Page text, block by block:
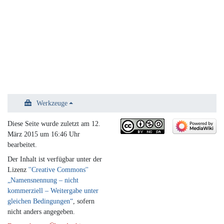
Werkzeuge
Diese Seite wurde zuletzt am 12.
März 2015 um 16:46 Uhr
bearbeitet.
Der Inhalt ist verfügbar unter der
Lizenz ''Creative Commons''
„Namensnennung – nicht
kommerziell – Weitergabe unter
gleichen Bedingungen“, sofern
nicht anders angegeben.